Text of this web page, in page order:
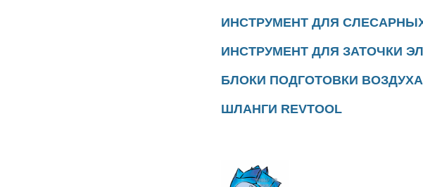
ИНСТРУМЕНТ ДЛЯ
ИНСТРУМЕНТ ДЛЯ ЗАТОЧКИ
БЛОКИ ПОДГОТОВКИ ВОЗДУХА
ШЛАНГИ REVTOOL